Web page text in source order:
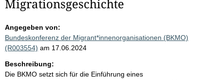
Migrationsgeschichte
Angegeben von:
Bundeskonferenz der Migrant*innenorganisationen (BKMO)
(R003554) am 17.06.2024
Beschreibung:
Die BKMO setzt sich für die Einführung eines